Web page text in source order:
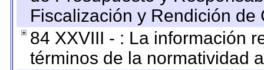
Fiscalización y Rendición
84 XXVIII - : La información
términos de la normatividad